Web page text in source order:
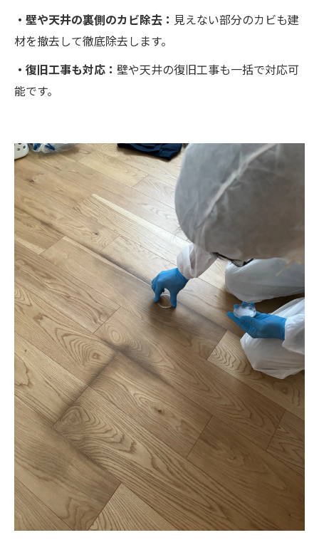
・壁や天井の裏側のカビ除去： 見えない部分のカビも建
材を撤去して徹底除去します。
・復旧工事も対応： 壁や天井の復旧工事も一括で対応可
能です。